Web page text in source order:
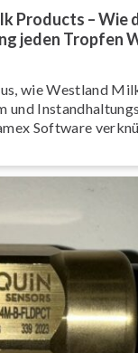
Products – Wie
jeden Tropfen
wie Westland
und
Software